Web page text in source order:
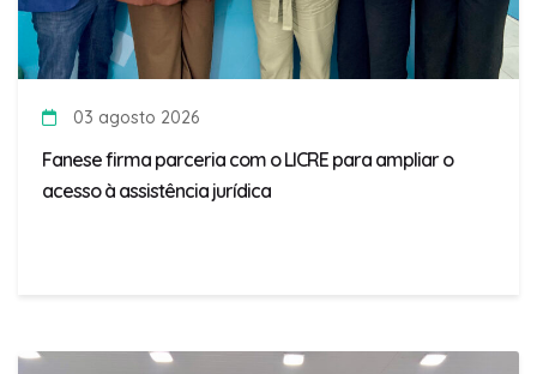
03 agosto 2026
Fanese firma parceria com o LICRE para ampliar o
acesso à assistência jurídica